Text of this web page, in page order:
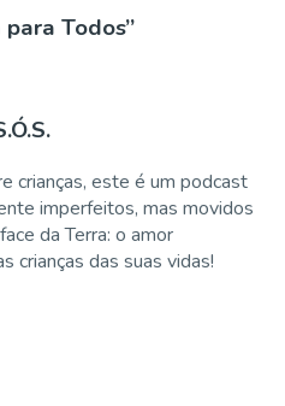
Todos”
crianças, este é um podcast
imperfeitos, mas movidos
da Terra: o amor
crianças das suas vidas!